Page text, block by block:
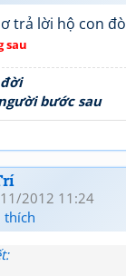
trả lời hộ con đò
sau
bước sau
2012 11:24
thích